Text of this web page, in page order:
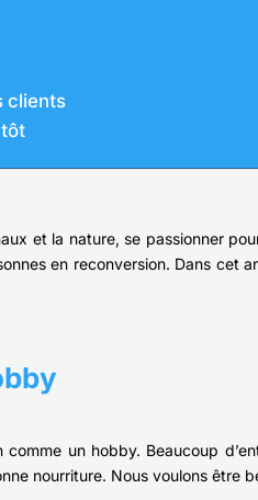
clients
et la nature, se passionner
en reconversion. Dans cet
un hobby. Beaucoup
nourriture. Nous voulons être